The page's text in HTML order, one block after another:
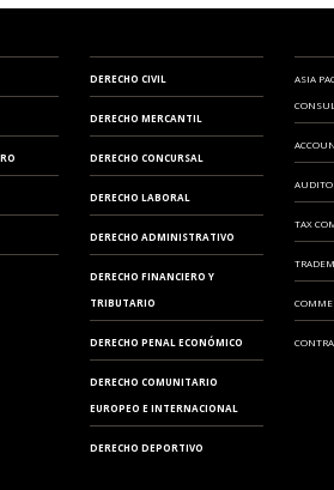
DERECHO CIVIL
DERECHO MERCANTIL
DERECHO CONCURSAL
DERECHO LABORAL
DERECHO ADMINISTRATIVO
DERECHO FINANCIERO Y
TRIBUTARIO
DERECHO PENAL ECONÓMICO
DERECHO COMUNITARIO
EUROPEO E INTERNACIONAL
DERECHO DEPORTIVO
ASIA
TAX